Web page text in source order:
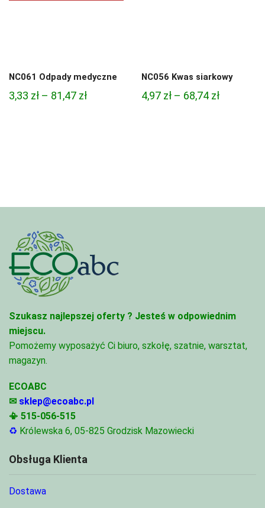
NC061 Odpady medyczne
3,33 zł – 81,47 złZakres
NC056 Kwas siarkowy
4,97 zł – 68,74 złZakres
Szukasz najlepszej oferty ? Jesteś w odpowiednim
miejscu.
Pomożemy wyposażyć Ci biuro, szkołę, szatnie, warsztat,
magazyn.
ECOABC
✉ sklep@ecoabc.pl
📳 515-056-515
♻ Królewska 6, 05-825 Grodzisk Mazowiecki
Obsługa Klienta
Dostawa